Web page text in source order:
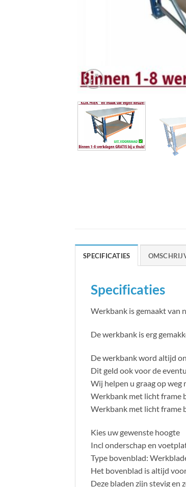
SPECIFICATIES
Specificaties
Werkbank is gemaakt van
De werkbank is erg
De werkbank word altijd
Dit geld ook voor de
Wij helpen u graag op
Werkbank met licht frame
Werkbank met licht frame
Kies uw gewenste hoogte
Incl onderschap en
Type bovenblad:
Het bovenblad is altijd
Deze bladen zijn stevig en